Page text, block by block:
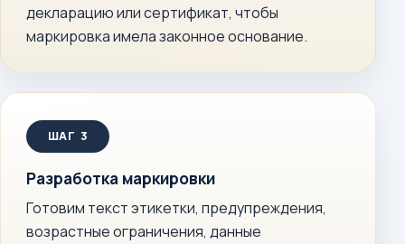
декларацию или сертификат, чтобы
маркировка имела законное основание.
Разработка маркировки
Готовим текст этикетки, предупреждения,
возрастные ограничения, данные